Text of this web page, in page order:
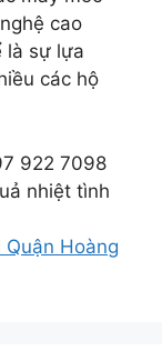
cao
là sự lựa
các hộ
922 7098
nhiệt tình
Hoàng